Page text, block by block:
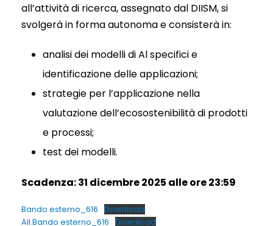
all’attività di ricerca, assegnato dal DIISM, si
svolgerà in forma autonoma e consisterà in:
analisi dei modelli di Al specifici e
identificazione delle applicazioni;
strategie per l’applicazione nella
valutazione dell’ecosostenibilità di prodotti
e processi;
test dei modelli.
Scadenza: 31 dicembre 2025 alle ore 23:59
Bando esterno_616
Download
All.Bando esterno_616
Download